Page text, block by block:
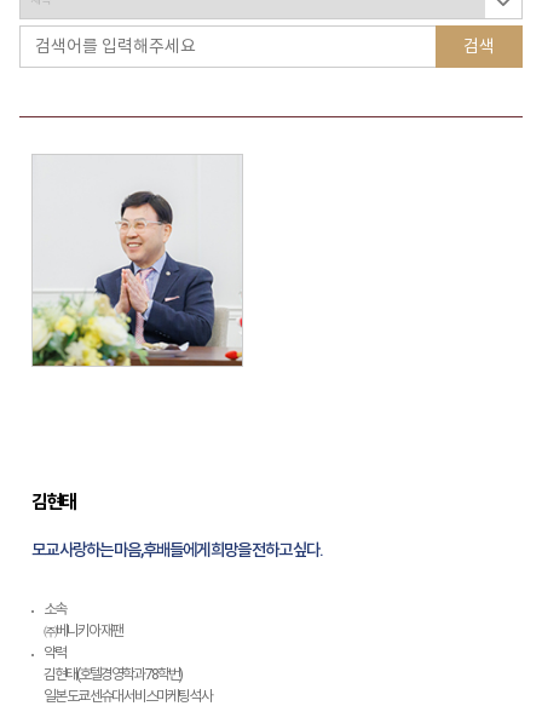
검색
김현태
모교 사랑하는 마음, 후배들에게 희망을 전하고 싶다.
소속
㈜베니키아 재팬
약력
김현태(호텔경영학과 78학번)
일본 도쿄 센슈대 서비스마케팅 석사